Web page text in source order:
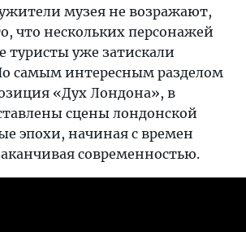
музея не возражают,
что нескольких персонажей
туристы уже затискали
самым интересным разделом
«Дух Лондона», в
сцены лондонской
эпохи, начиная с времен
современностью.